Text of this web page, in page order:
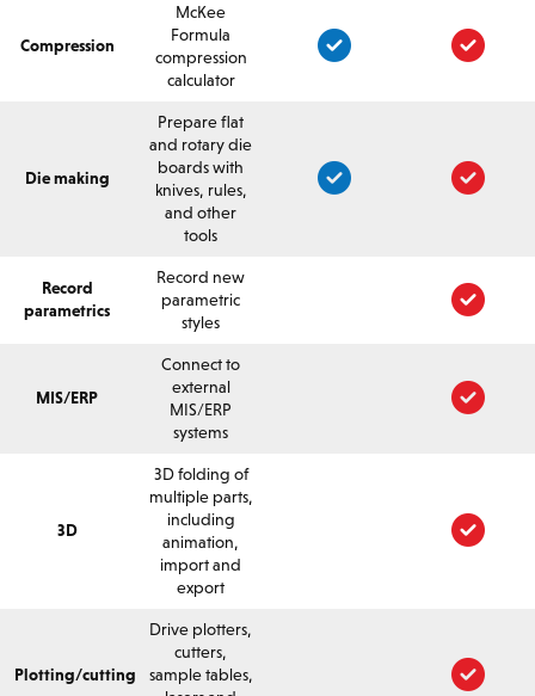
Compression
McKee
Formula
compression
calculator
Die making
Prepare flat
and rotary die
boards with
knives, rules,
and other
tools
Record
parametrics
Record new
parametric
styles
MIS/ERP
Connect to
external
MIS/ERP
systems
3D
3D folding of
multiple parts,
including
animation,
import and
export
Plotting/cutting
Drive plotters,
cutters,
sample tables,